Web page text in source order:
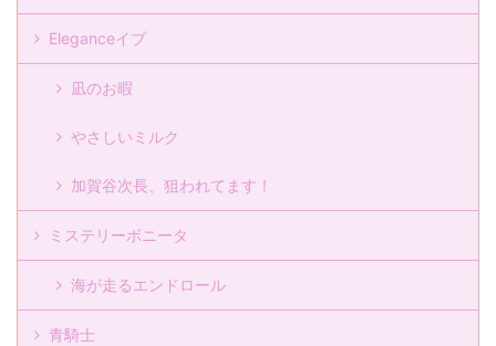
Eleganceイブ
凪のお暇
やさしいミルク
加賀谷次長、狙われてます！
ミステリーボニータ
海が走るエンドロール
青騎士